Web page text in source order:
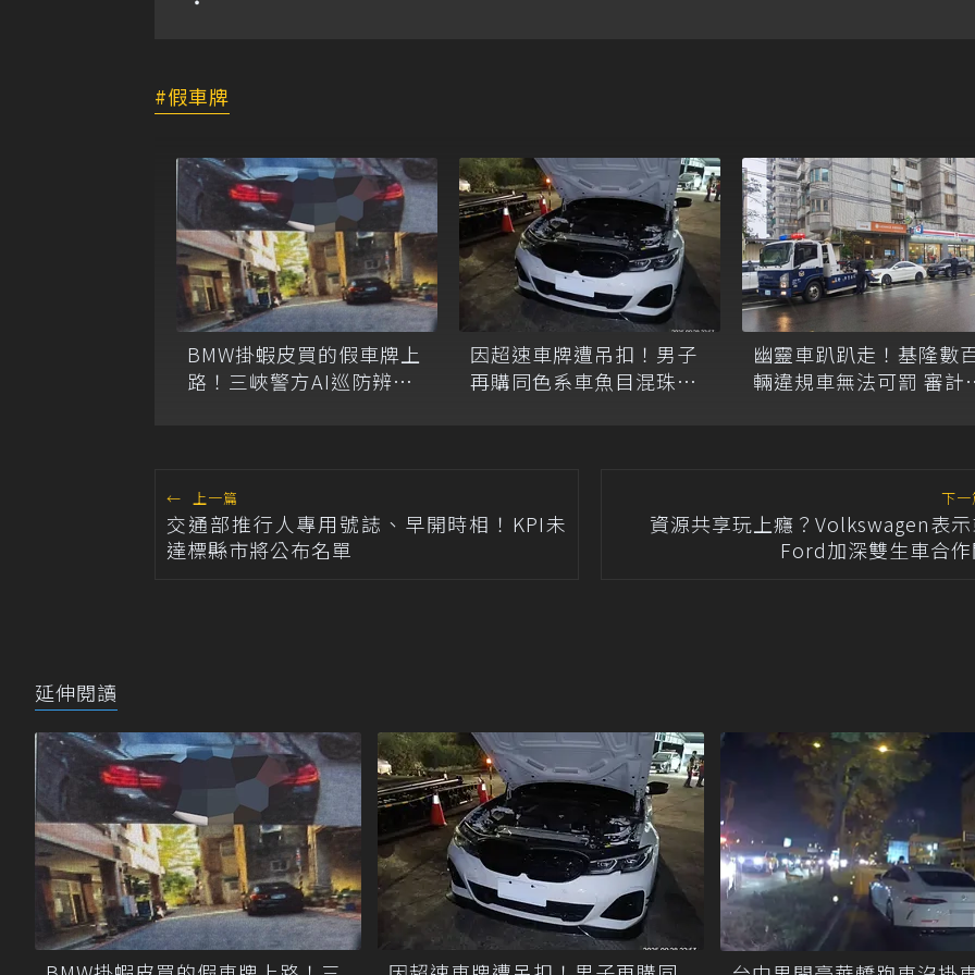
假車牌
BMW掛蝦皮買的假車牌上
路！三峽警方AI巡防辨識
因超速車牌遭吊扣！男子
再購同色系車魚目混珠仍
幽靈車趴趴走！基隆數
輛違規車無法可罰 審計
← 上一篇
交通部推行人專用號誌、早開時相！KPI未
達標縣市將公布名單
下
資源共享玩上癮？Volkswagen表
Ford加深雙生車合
延伸閱讀